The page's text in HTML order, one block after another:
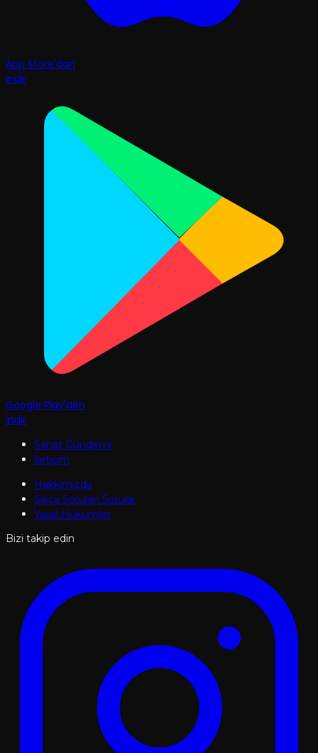
App Store'dan
İndir
Google Play'den
İndir
Sanat Gündemi
İletişim
Hakkımızda
Sıkça Sorulan Sorular
Yasal Hükümler
Bizi takip edin